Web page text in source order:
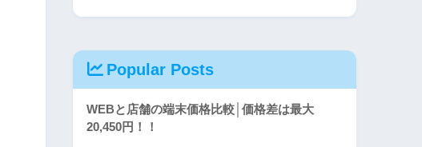
Popular Posts
WEBと店舗の端末価格比較│価格差は最大
20,450円！！